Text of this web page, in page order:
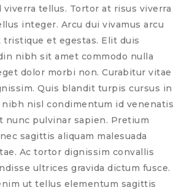
viverra tellus. Tortor at risus viverra
integer. Arcu dui vivamus arcu
et egestas. Elit duis
nibh sit amet commodo nulla
dolor morbi non. Curabitur vitae
Quis blandit turpis cursus in
nisl condimentum id venenatis
nunc pulvinar sapien. Pretium
sagittis aliquam malesuada
Ac tortor dignissim convallis
ultrices gravida dictum fusce.
ut tellus elementum sagittis